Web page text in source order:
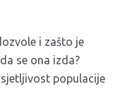
i zašto je
se ona izda?
populacije